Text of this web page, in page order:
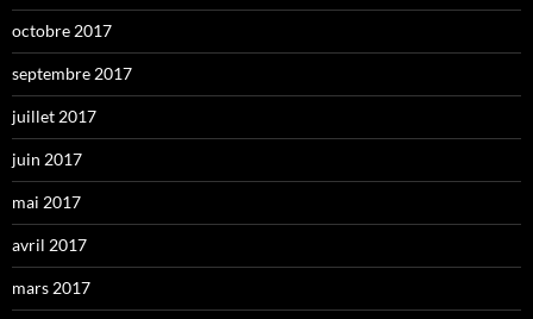
octobre 2017
septembre 2017
juillet 2017
juin 2017
mai 2017
avril 2017
mars 2017